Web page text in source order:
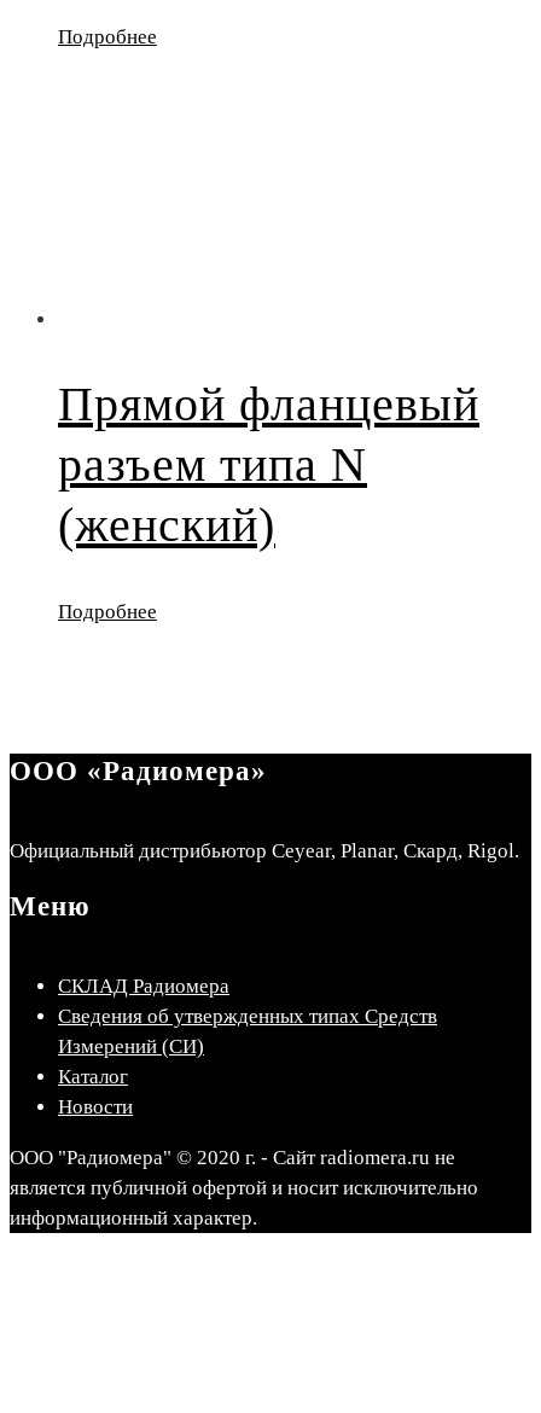
Подробнее
Прямой фланцевый
разъем типа N
(женский)
Подробнее
ООО «Радиомера»
Официальный дистрибьютор Ceyear, Planar, Скард, Rigol.
Меню
СКЛАД Радиомера
Сведения об утвержденных типах Средств
Измерений (СИ)
Каталог
Новости
ООО "Радиомера" © 2020 г. - Сайт radiomera.ru не
является публичной офертой и носит исключительно
информационный характер.